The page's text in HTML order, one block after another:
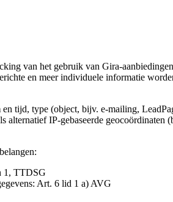
van het gebruik van Gira-
en meer individuele informatie
en tijd, type (object, bijv. e-mailing,
alternatief IP-gebaseerde
1, TTDSG
Art. 6 lid 1 a) AVG